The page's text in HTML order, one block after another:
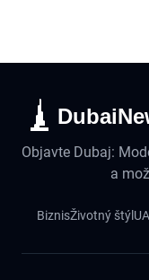
Objavte Dubaj:
a
BiznisŽivotný štýl